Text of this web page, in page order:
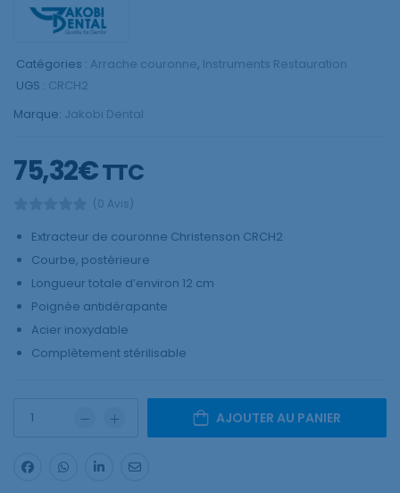
Catégories : Arrache couronne, Instruments Restauration
UGS : CRCH2
Marque: Jakobi Dental
75,32€TTC
(0 Avis)
Extracteur de couronne Christenson CRCH2
Courbe, postérieure
Longueur totale d’environ 12 cm
Poignée antidérapante
Acier inoxydable
Complètement stérilisable
AJOUTER AU PANIER